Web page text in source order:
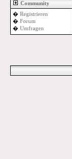
Community
� Registrieren
� Forum
� Umfragen